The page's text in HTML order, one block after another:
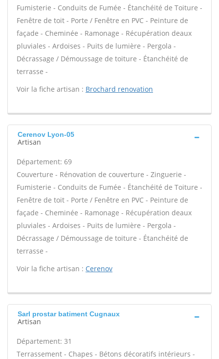
Fumisterie - Conduits de Fumée - Étanchéité de Toiture -
Fenêtre de toit - Porte / Fenêtre en PVC - Peinture de
façade - Cheminée - Ramonage - Récupération deaux
pluviales - Ardoises - Puits de lumière - Pergola -
Décrassage / Démoussage de toiture - Étanchéité de
terrasse -
Voir la fiche artisan : Brochard renovation
Cerenov Lyon-05
Artisan
Département: 69
Couverture - Rénovation de couverture - Zinguerie -
Fumisterie - Conduits de Fumée - Étanchéité de Toiture -
Fenêtre de toit - Porte / Fenêtre en PVC - Peinture de
façade - Cheminée - Ramonage - Récupération deaux
pluviales - Ardoises - Puits de lumière - Pergola -
Décrassage / Démoussage de toiture - Étanchéité de
terrasse -
Voir la fiche artisan : Cerenov
Sarl prostar batiment Cugnaux
Artisan
Département: 31
Terrassement - Chapes - Bétons décoratifs intérieurs -